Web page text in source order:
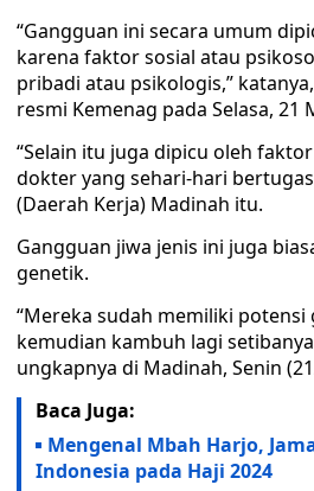
“Gangguan ini secara umum
karena faktor sosial atau
pribadi atau psikologis,”
resmi Kemenag pada Selasa, 21
“Selain itu juga dipicu oleh
dokter yang sehari-hari
(Daerah Kerja) Madinah itu.
Gangguan jiwa jenis ini juga
genetik.
“Mereka sudah memiliki potensi
kemudian kambuh lagi
ungkapnya di Madinah, Senin
Baca Juga:
Mengenal Mbah Harjo,
Indonesia pada Haji 2024